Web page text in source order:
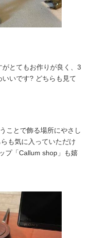
がとてもお作りが良く、3
いです?️ どちらも見て
ことで飾る場所にやさし
も気に入っていただけ
プ「Callum shop」も嬉